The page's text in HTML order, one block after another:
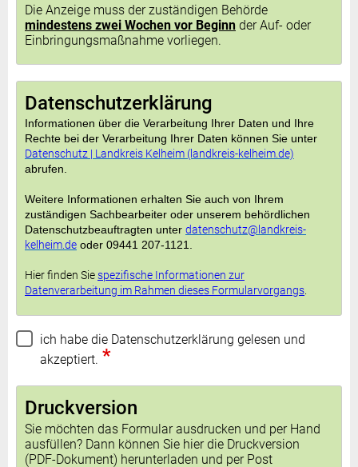
Die Anzeige muss der zuständigen Behörde
mindestens zwei Wochen vor Beginn der Auf- oder
Einbringungsmaßnahme vorliegen.
Datenschutzerklärung
Informationen über die Verarbeitung Ihrer Daten und Ihre
Rechte bei der Verarbeitung Ihrer Daten können Sie unter
Datenschutz | Landkreis Kelheim (landkreis-kelheim.de)
abrufen.
Weitere Informationen erhalten Sie auch von Ihrem
zuständigen Sachbearbeiter oder unserem behördlichen
Datenschutzbeauftragten unter datenschutz@landkreis-
kelheim.de oder 09441 207-1121.
Hier finden Siespezifische Informationen zur
Datenverarbeitung im Rahmen dieses Formularvorgangs
ich habe die Datenschutzerklärung gelesen und
akzeptiert. *
Druckversion
Sie möchten das Formular ausdrucken und per Hand
ausfüllen? Dann können Sie hier die Druckversion
(PDF-Dokument) herunterladen und per Post